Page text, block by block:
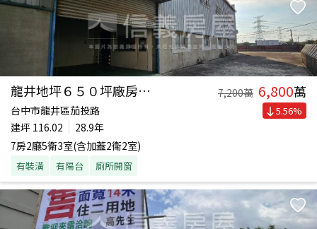
龍井地坪６５０坪廠房別墅 7,200萬 6,800萬
台中市龍井區茄投路
建坪 116.02
28.9年
7房2廳5衛3室(含加蓋2衛2室)
有裝潢 有陽台 廁所開窗
5.56%